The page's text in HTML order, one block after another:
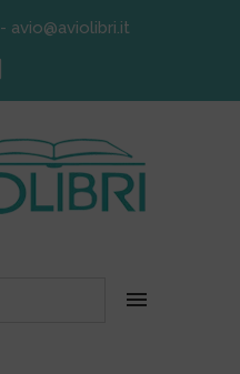
- avio@aviolibri.it